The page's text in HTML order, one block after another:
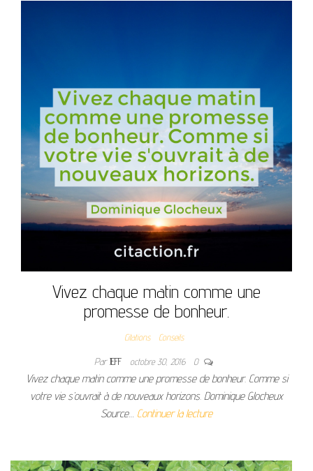
Vivez chaque matin comme une
promesse de bonheur.
Citations Conseils
ParJEFF octobre 30, 2016 0
Vivez chaque matin comme une promesse de bonheur. Comme si
votre vie s’ouvrait à de nouveaux horizons. Dominique Glocheux
Source… Continuer la lecture